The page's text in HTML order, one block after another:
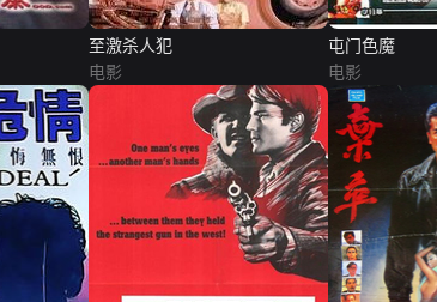
至激杀人犯
电影
屯门色魔
电影